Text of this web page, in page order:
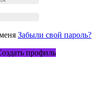
Забыли свой пароль?
профиль